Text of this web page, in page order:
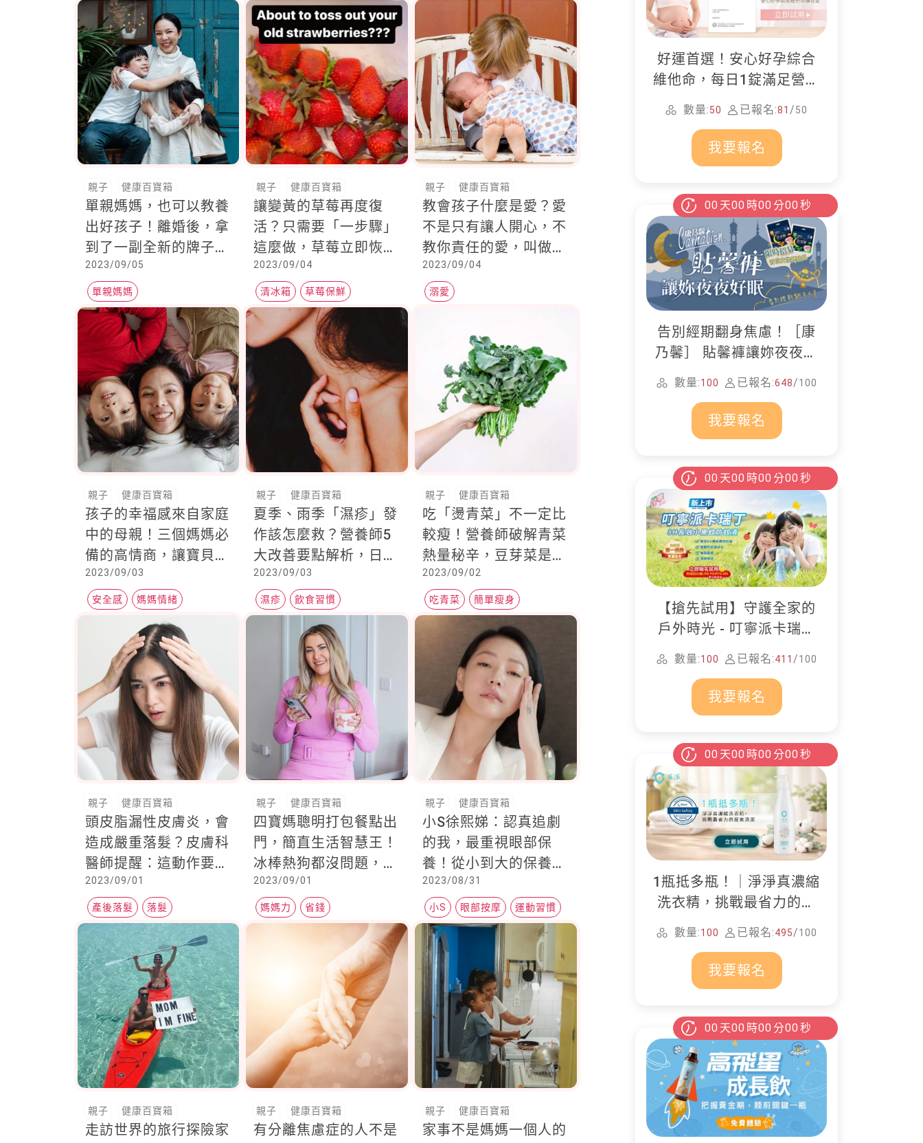
增肌減脂 綠十字科蔬菜
親子 健康百寶箱
單親媽媽，也可以教養
出好孩子！離婚後，拿
到了一副全新的牌子，
不管是好牌還是壞牌，
用心打也會有贏面
2023/09/05
單親媽媽
親子 健康百寶箱
讓變黃的草莓再度復
活？只需要「一步驟」
這麼做，草莓立即恢復
新鮮欲滴，媽媽必學！
2023/09/04
清冰箱 草莓保鮮
親子 健康百寶箱
教會孩子什麼是愛？愛
不是只有讓人開心，不
教你責任的愛，叫做
「溺愛」
2023/09/04
溺愛
親子 健康百寶箱
孩子的幸福感來自家庭
中的母親！三個媽媽必
備的高情商，讓寶貝情
緒穩定，自信長大
2023/09/03
安全感 媽媽情緒
親子 健康百寶箱
夏季、雨季「濕疹」發
作該怎麼救？營養師5
大改善要點解析，日常
飲食這樣選，香水、化
妝品可能是兇手之一
2023/09/03
濕疹 飲食習慣
敏感性肌膚
親子 健康百寶箱
吃「燙青菜」不一定比
較瘦！營養師破解青菜
熱量秘辛，豆芽菜是肥
胖兇手、低熱量冠軍是
它
2023/09/02
吃青菜 簡單瘦身
親子 健康百寶箱
頭皮脂漏性皮膚炎，會
造成嚴重落髮？皮膚科
醫師提醒：這動作要忍
住，這一類食物千萬不
要吃才好
2023/09/01
產後落髮 落髮
脂漏性皮膚炎
親子 健康百寶箱
四寶媽聰明打包餐點出
門，簡直生活智慧王！
冰棒熱狗都沒問題，全
網爸媽大讚：怎麼現在
才知道！
2023/09/01
媽媽力 省錢
親子 健康百寶箱
小S徐熙娣：認真追劇
的我，最重視眼部保
養！從小到大的保養心
法大公開，好膚質連女
兒都羨慕
2023/08/31
小S 眼部按摩 運動習慣
親子 健康百寶箱
走訪世界的旅行探險家
親子 健康百寶箱
有分離焦慮症的人不是
親子 健康百寶箱
家事不是媽媽一個人的
好運首選！安心好孕綜合
維他命，每日1錠滿足營養
所需
數量:50 已報名:81 /50
我要報名
00 天00 時00 分00 秒
告別經期翻身焦慮！［康
乃馨］ 貼馨褲讓妳夜夜好
數量:100 已報名:648/100
我要報名
00 天00 時00 分00 秒
【搶先試用】守護全家的
戶外時光 - 叮寧派卡瑞丁
防蚊液
數量:100 已報名:411 /100
我要報名
00 天00 時00 分00 秒
1瓶抵多瓶！｜淨淨真濃縮
洗衣精，挑戰最省力的居
家清潔
數量:100 已報名:495/100
我要報名
00 天00 時00 分00 秒